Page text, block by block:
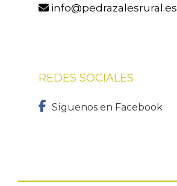
info@pedrazalesrural.es
REDES SOCIALES
Síguenos en Facebook